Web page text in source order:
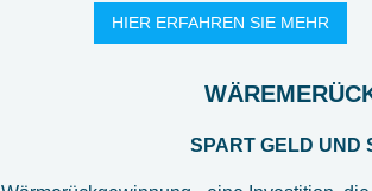
HIER ERFAHREN SIE MEHR
SPART GELD UND